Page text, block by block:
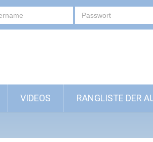
VIDEOS RANGLISTE DER